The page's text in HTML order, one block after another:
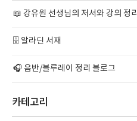
📖 강유원 선생님의 저서와 강의 정리
🗄️ 알라딘 서재
🎧 음반/블루레이 정리 블로그
카테고리